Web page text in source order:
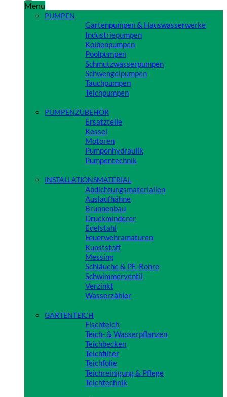
Menu
PUMPEN
Gartenpumpen & Hauswasserwerke
Industriepumpen
Kolbenpumpen
Poolpumpen
Schmutzwasserpumpen
Schwengelpumpen
Tauchpumpen
Teichpumpen
PUMPENZUBEHÖR
Ersatzteile
Kessel
Motoren
Pumpenhydraulik
Pumpentechnik
INSTALLATIONSMATERIAL
Abdichtungsmaterialien
Auslaufhähne
Brunnenbau
Druckminderer
Edelstahl
Feuerwehramaturen
Kunststoff
Messing
Schläuche & PE-Rohre
Schwimmerventil
Verzinkt
Wasserzähler
GARTENTEICH
Fischteich
Teich- & Wasserpflanzen
Teichbecken
Teichfilter
Teichfolie
Teichreinigung & Pflege
Teichtechnik